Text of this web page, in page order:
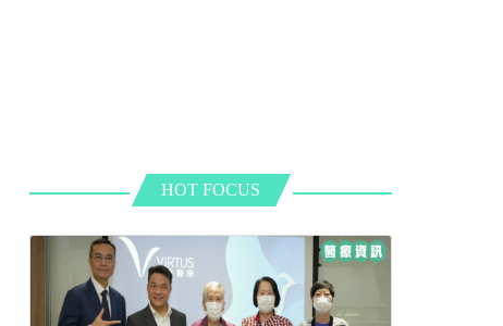
HOT FOCUS